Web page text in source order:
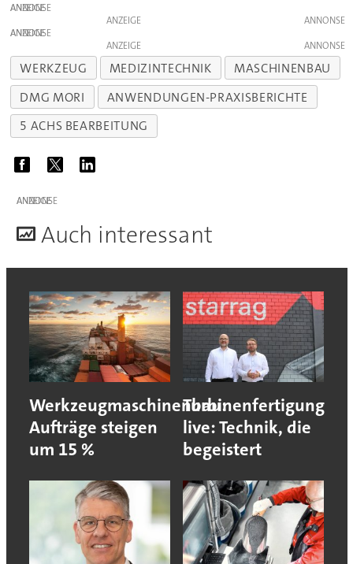
ANZEIGE
ANZEIGE
ANZEIGE
ANZEIGE
WERKZEUG MEDIZINTECHNIK
MASCHINENBAU
DMG MORI
ANWENDUNGEN-PRAXISBERICHTE
5 ACHS BEARBEITUNG
ANZEIGE
Auch interessant
Werkzeugmaschinenbau:
Aufträge steigen
um 15 %
Turbinenfertigung
live: Technik, die
begeistert